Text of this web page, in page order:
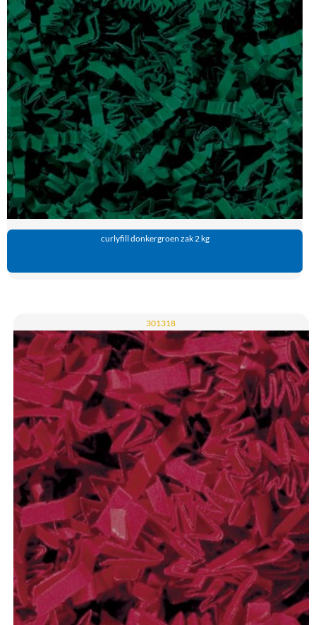
curlyfill donkergroen zak 2 kg
301318